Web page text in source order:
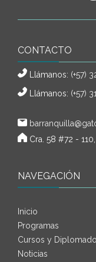
CONTACTO
Llámanos: (+57)
Llámanos: (+57)
Cra. 58 #72 -
NAVEGACIÓN
Inicio
Programas
Cursos y
Noticias